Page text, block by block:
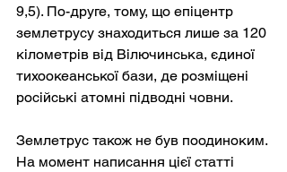
9,5). По-друге, тому, що епіцентр
землетрусу знаходиться лише за 120
кілометрів від Вілючинська, єдиної
тихоокеанської бази, де розміщені
російські атомні підводні човни.
Землетрус також не був поодиноким.
На момент написання цієї статті